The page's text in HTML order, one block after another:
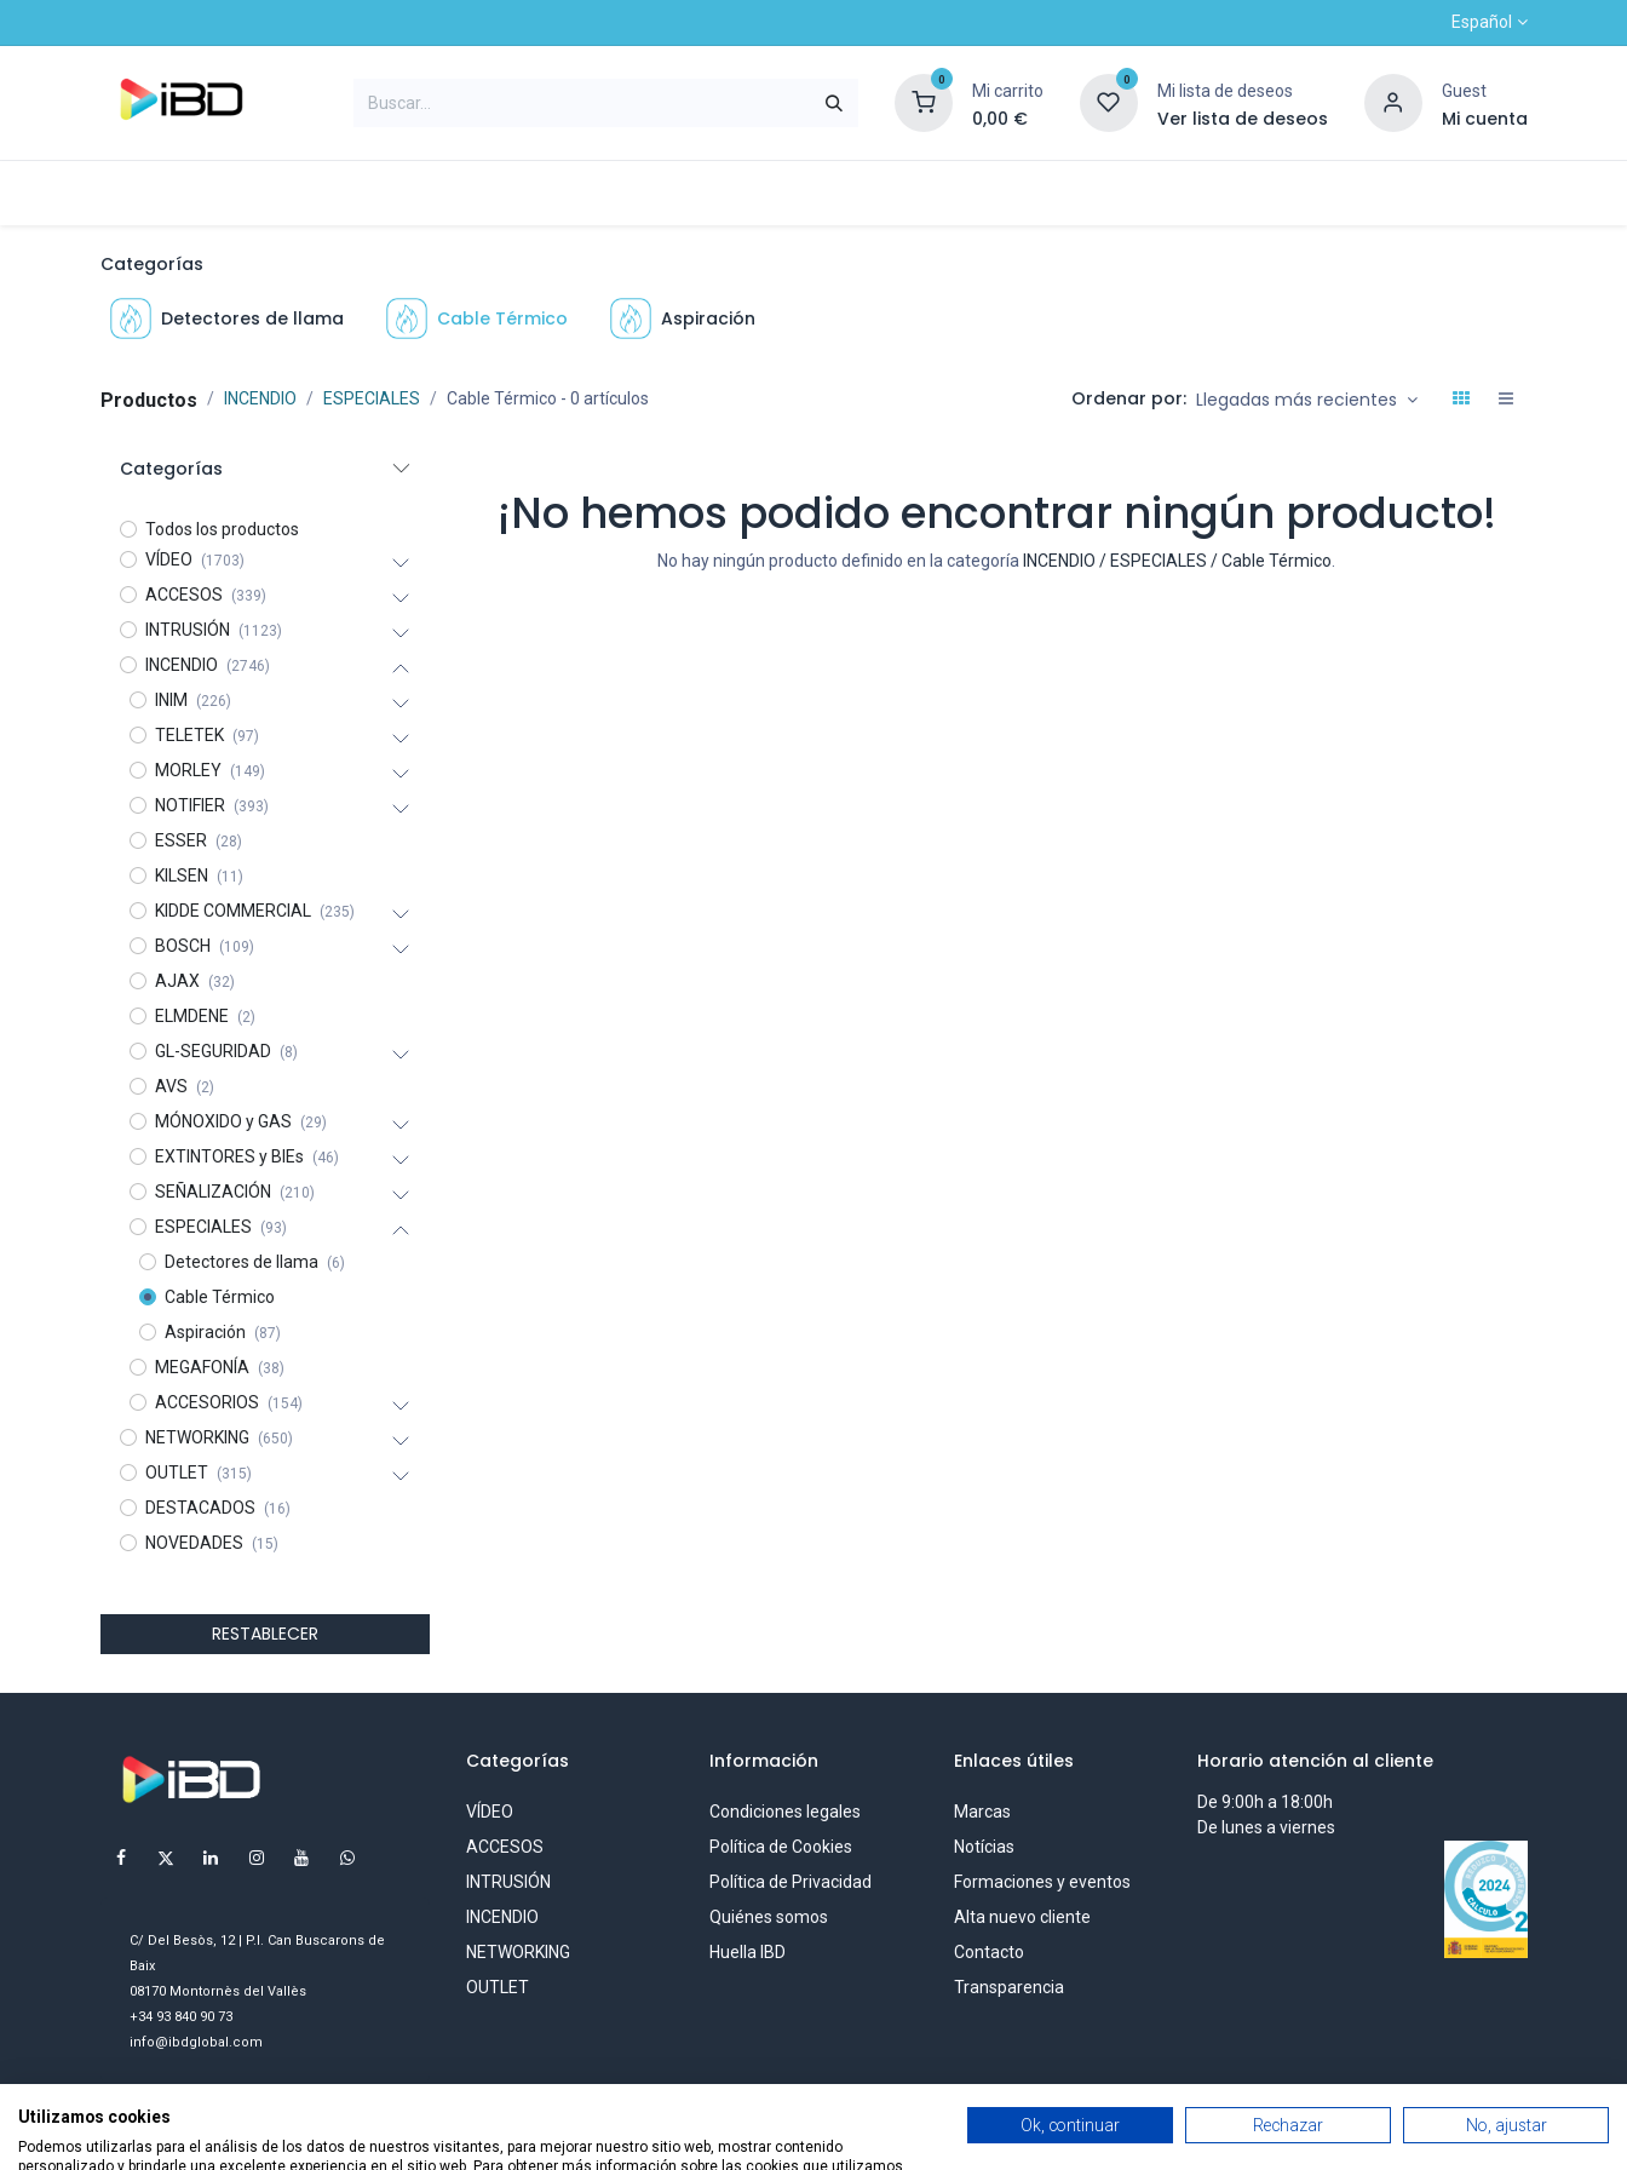
Español
0
Mi carrito
0,00 €
0
Mi lista de deseos
Ver lista de deseos
Guest
Mi cuenta
Categorías
Detectores de llama Cable Térmico Aspiración
Produ​ctos INCENDIO ESPECIALES Cable Térmico - 0 artículos Ordenar por: Llegadas más recientes
Categorías
Todos los productos
VÍDEO
(1703)
ACCESOS (339)
INTRUSIÓN (1123)
INCENDIO (2746)
INIM (226)
TELETEK (97)
MORLEY (149)
NOTIFIER (393)
ESSER (28)
KILSEN (11)
KIDDE COMMERCIAL (235)
BOSCH (109)
AJAX (32)
ELMDENE (2)
GL-SEGURIDAD (8)
AVS (2)
MÓNOXIDO y GAS (29)
EXTINTORES y BIEs (46)
SEÑALIZACIÓN (210)
ESPECIALES (93)
Detectores de llama (6)
Cable Térmico
Aspiración
(87)
MEGAFONÍA (38)
ACCESORIOS (154)
NETWORKING (650)
OUTLET (315)
DESTACADOS (16)
NOVEDADES (15)
RESTABLECER
¡No hemos podido encontrar ningún producto!
No hay ningún producto definido en la categoría INCENDIO / ESPECIALES / Cable Térmico
C/ Del Besòs, 12 | P.I. Can Buscarons de
Baix
08170 Montornès del Vallès
+34 93 840 90 73
info@ibdglobal.com
Categorías
VÍDEO
ACCESOS
INTRUSIÓN
INCENDIO
NETWORKING
OUTLET
Información
Condiciones legales
Política de Cookies
Política de Privacidad
Quiénes somos
Huella IBD
Enlaces útiles
Marcas
Notícias
Formaciones y eventos
Alta nuevo cliente
Contacto
Transparencia
Horario atención al cliente
De 9:00h a 18:00h
De lunes a viernes
Utilizamos cookies
Podemos utilizarlas para el análisis de los datos de nuestros visitantes, para mejorar nuestro sitio web, mostrar contenido
personalizado y brindarle una excelente experiencia en el sitio web. Para obtener más información sobre las cookies que utilizamos,
Ok, continuar Rechazar No, ajustar